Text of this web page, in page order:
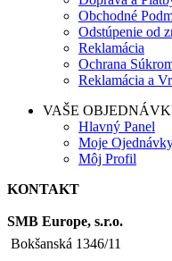
Obchodné
Odstúpenie od
Reklamácia
Ochrana
Reklamácia a
VAŠE
Hlavný Panel
Moje
Môj Profil
KONTAKT
SMB Europe, s.r.o.
Bokšanská 1346/11